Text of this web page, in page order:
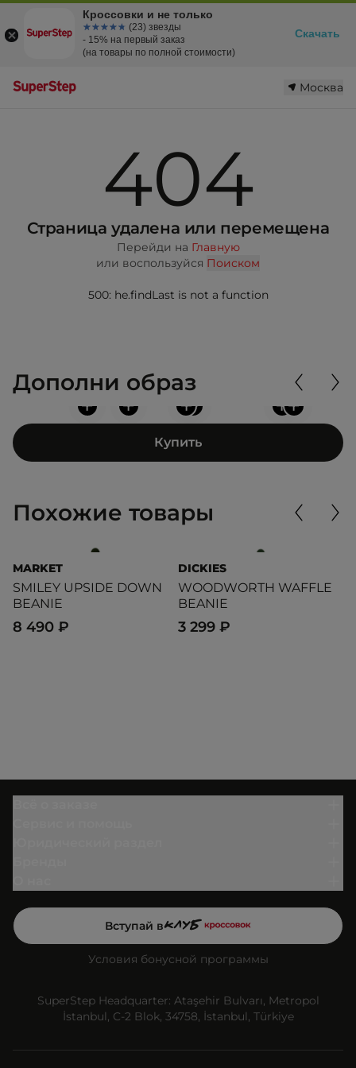
Москва
404
Страница удалена или перемещена
Перейди на Главную
или воспользуйся Поиском
500: he.findLast is not a function
Дополни образ
+
+
+ + + +
Купить
Похожие товары
MARKET
SMILEY UPSIDE DOWN
BEANIE
8 490 ₽
DICKIES
WOODWORTH WAFFLE
BEANIE
3 299 ₽
Вступай в
Условия бонусной программы
SuperStep Headquarter: Ataşehir Bulvarı, Metropol
İstanbul, C-2 Blok, 34758, İstanbul, Türkiye
Кроссовки и не только
☆☆☆☆☆
★★★★★ (23) звезды
- 15% на первый заказ
(на товары по полной стоимости)
Скачать